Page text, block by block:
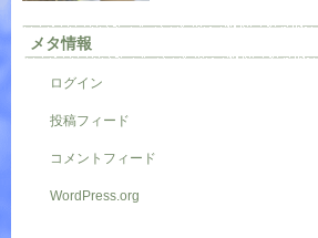
メタ情報
ログイン
投稿フィード
コメントフィード
WordPress.org